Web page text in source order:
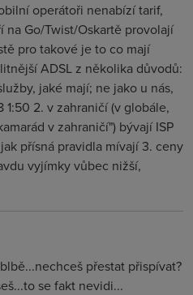
operátoři nenabízí tarif,
Go/Twist/Oskartě provolají
pro takové je to co mají
ADSL z několika důvodů:
jaké mají; ne jako u nás,
1:50 2. v zahraničí (v globále,
v zahraničí") bývají ISP
přísná pravidla mívají 3. ceny
vyjímky vůbec nižší,
přestat přispívat?
se fakt nevidi...